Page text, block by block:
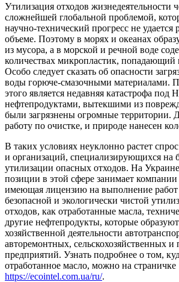
Утилизация отходов жизнедеятельности
сложнейшей глобальной проблемой,
научно-технический прогресс не
объеме. Поэтому в морях и океанах
из мусора, а в морской и речной воде
количествах микропластик,
Особо следует сказать об опасности
воды горюче-смазочными материалами.
этого является недавняя катастрофа под
нефтепродуктами, вытекшими из
были загрязнены огромные территории.
работу по очистке, и природе нанесен
В таких условиях неуклонно растет
и организаций, специализирующихся на
утилизации опасных отходов. На
позиции в этой сфере занимает
имеющая лицензию на выполнение работ
безопасной и экологически чистой
отходов, как отработанные масла,
другие нефтепродукты, которые
хозяйственной деятельности
авторемонтных, сельскохозяйственных
предприятий. Узнать подробнее о том,
отработанное масло, можно на страничке
https://ecointel.com.ua/ru/.